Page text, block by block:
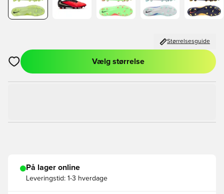
Størrelsesguide
Åbner en Modal til at logge ind eller tilmelde dig som medlem
Vælg størrelse
På lager online
Leveringstid: 1-3 hverdage